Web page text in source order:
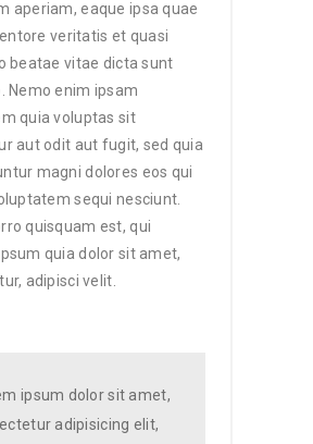
aperiam, eaque ipsa quae
veritatis et quasi
beatae vitae dicta sunt
Nemo enim ipsam
quia voluptas sit
aut odit aut fugit, sed quia
magni dolores eos qui
sequi nesciunt.
quisquam est, qui
quia dolor sit amet,
adipisci velit.
ipsum dolor sit amet,
adipisicing elit,